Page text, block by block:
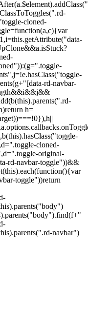
cloned-
rd-navbar-
h=
cloned-
original-
rd-navbar-toggle"))&&
toggle"))return
navbar")